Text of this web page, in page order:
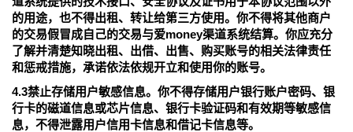
的用途，也不得出租、转让给第三方使用。你不得将其他商户
的交易假冒成自己的交易与爱money渠道系统结算。你应充分
了解并清楚知晓出租、出借、出售、购买账号的相关法律责任
和惩戒措施，承诺依法依规开立和使用你的账号。
4.3禁止存储用户敏感信息。你不得存储用户银行账户密码、银
行卡的磁道信息或芯片信息、银行卡验证码和有效期等敏感信
息，不得泄露用户信用卡信息和借记卡信息等。